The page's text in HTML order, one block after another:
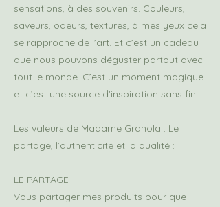
sensations, à des souvenirs. Couleurs,
saveurs, odeurs, textures, à mes yeux cela
se rapproche de l’art. Et c’est un cadeau
que nous pouvons déguster partout avec
tout le monde. C’est un moment magique
et c’est une source d’inspiration sans fin.
Les valeurs de Madame Granola : Le
partage, l’authenticité et la qualité :
LE PARTAGE
Vous partager mes produits pour que